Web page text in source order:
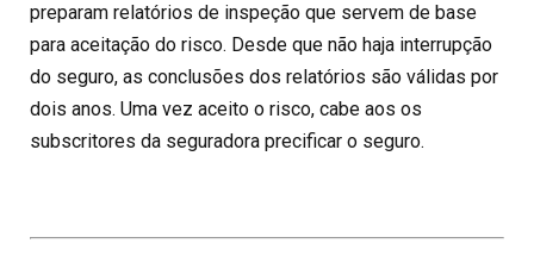
preparam relatórios de inspeção que servem de base
para aceitação do risco. Desde que não haja interrupção
do seguro, as conclusões dos relatórios são válidas por
dois anos. Uma vez aceito o risco, cabe aos os
subscritores da seguradora precificar o seguro.